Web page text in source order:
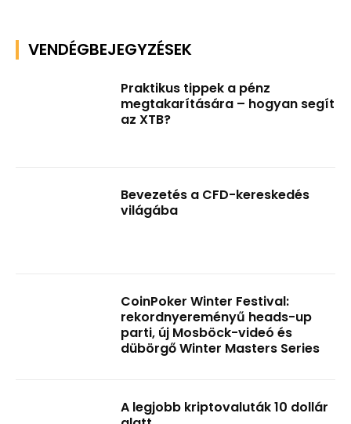
VENDÉGBEJEGYZÉSEK
Praktikus tippek a pénz
megtakarítására – hogyan segít
az XTB?
Bevezetés a CFD-kereskedés
világába
CoinPoker Winter Festival:
rekordnyereményű heads-up
parti, új Mosböck-videó és
dübörgő Winter Masters Series
A legjobb kriptovaluták 10 dollár